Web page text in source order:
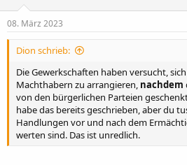
08. März 2023
Dion schrieb:
Die Gewerkschaften haben versucht,
Machthabern zu arrangieren, nachdem
von den bürgerlichen Parteien
habe das bereits geschrieben, aber du
Handlungen vor und nach dem
werten sind. Das ist unredlich.